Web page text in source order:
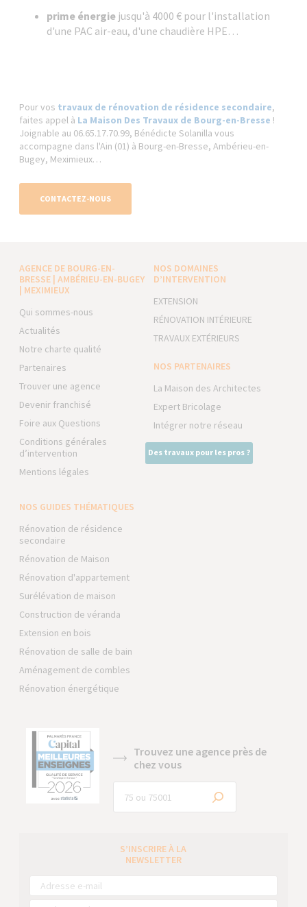
prime énergie jusqu'à 4000 € pour l'installation
d'une PAC air-eau, d'une chaudière HPE…
Pour vos travaux de rénovation de résidence secondaire,
faites appel à La Maison Des Travaux de Bourg-en-Bresse !
Joignable au 06.65.17.70.99, Bénédicte Solanilla vous
accompagne dans l'Ain (01) à Bourg-en-Bresse, Ambérieu-en-
Bugey, Meximieux…
CONTACTEZ-NOUS
AGENCE DE BOURG-EN-
BRESSE | AMBÉRIEU-EN-BUGEY
| MEXIMIEUX
Qui sommes-nous
Actualités
Notre charte qualité
Partenaires
Trouver une agence
Devenir franchisé
Foire aux Questions
Conditions générales
d’intervention
Mentions légales
NOS DOMAINES
D’INTERVENTION
EXTENSION
RÉNOVATION INTÉRIEURE
TRAVAUX EXTÉRIEURS
NOS PARTENAIRES
La Maison des Architectes
Expert Bricolage
Intégrer notre réseau
Des travaux pour les pros ?
NOS GUIDES THÉMATIQUES
Rénovation de résidence
secondaire
Rénovation de Maison
Rénovation d'appartement
Surélévation de maison
Construction de véranda
Extension en bois
Rénovation de salle de bain
Aménagement de combles
Rénovation énergétique
Trouvez une agence près de
chez vous
S’INSCRIRE À LA
NEWSLETTER